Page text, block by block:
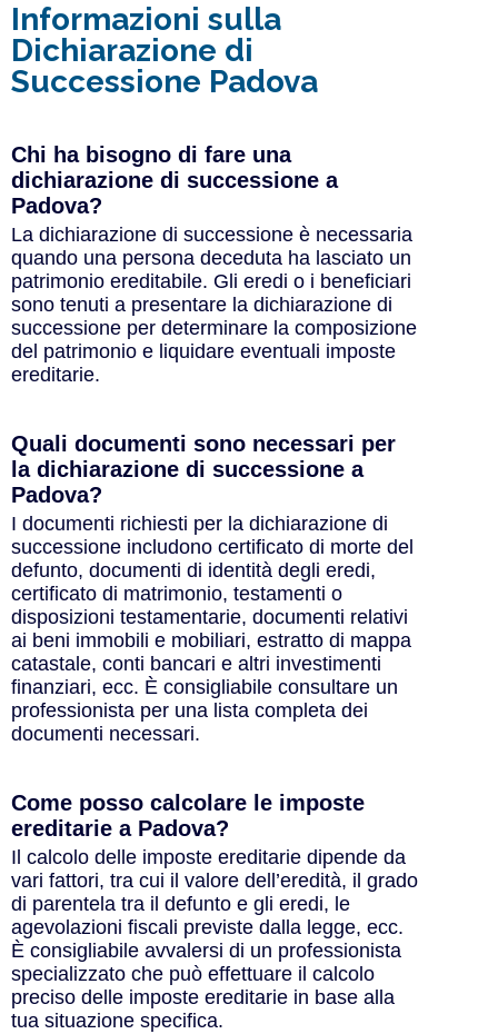
Informazioni sulla
Dichiarazione di
Successione Padova
Chi ha bisogno di fare una
dichiarazione di successione a
Padova?
La dichiarazione di successione è necessaria
quando una persona deceduta ha lasciato un
patrimonio ereditabile. Gli eredi o i beneficiari
sono tenuti a presentare la dichiarazione di
successione per determinare la composizione
del patrimonio e liquidare eventuali imposte
ereditarie.
Quali documenti sono necessari per
la dichiarazione di successione a
Padova?
I documenti richiesti per la dichiarazione di
successione includono certificato di morte del
defunto, documenti di identità degli eredi,
certificato di matrimonio, testamenti o
disposizioni testamentarie, documenti relativi
ai beni immobili e mobiliari, estratto di mappa
catastale, conti bancari e altri investimenti
finanziari, ecc. È consigliabile consultare un
professionista per una lista completa dei
documenti necessari.
Come posso calcolare le imposte
ereditarie a Padova?
Il calcolo delle imposte ereditarie dipende da
vari fattori, tra cui il valore dell’eredità, il grado
di parentela tra il defunto e gli eredi, le
agevolazioni fiscali previste dalla legge, ecc.
È consigliabile avvalersi di un professionista
specializzato che può effettuare il calcolo
preciso delle imposte ereditarie in base alla
tua situazione specifica.